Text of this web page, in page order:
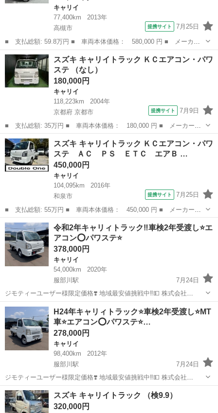
キャリイ
77,400km
2013年
高槻市
提携サイト 7月25日
■ 支払総額: 59.8万円 ■ 車両本体価格： 580,000 円 ■ メーカー
名： スズキ ■ 車種名： キャリイトラック ■ グレード名： Ｋ
Ｃエアコン・パワステ 全塗装グレー スチールホイール塗装 マッ
ドタイヤ シ...
大阪 高槻市 キャリイ
スズキ キャリイトラック ＫＣエアコン・パワ
ステ （なし）
180,000円
キャリイ
118,223km
2004年
京都府 京都市
提携サイト 7月9日
■ 支払総額: 35万円 ■ 車両本体価格： 180,000 円 ■ メーカー
名： スズキ ■ 車種名： キャリイトラック ■ グレード名： Ｋ
Ｃエアコン・パワステ ■ 排気量： 660cc ■ ドア枚数： 2D ■ ミ
ッ...
京都 京都市 キャリイ
スズキ キャリイトラック ＫＣエアコン・パワ
ステ ＡＣ ＰＳ ＥＴＣ エアＢ …
450,000円
キャリイ
104,095km
2016年
和泉市
提携サイト 7月25日
■ 支払総額: 55万円 ■ 車両本体価格： 450,000 円 ■ メーカー
名： スズキ ■ 車種名： キャリイトラック ■ グレード名： Ｋ
Ｃエアコン・パワステ ＡＣ ＰＳ ＥＴＣ エアＢ ■ 排気量：
660cc ■...
大阪 和泉市 キャリイ
令和2年キャリィトラック‼️車検2年受渡し⭐️エ
アコン⭕️パワステ⭐️
378,000円
キャリイ
54,000km
2020年
服部川駅
7月24日
ジモティーユーザー様限定価格❣️ 地域最安値挑戦中‼️💵 株式会社
Y'sGARAGE 弊社は ・格闘技RIZIN ・ノッコン寺田チャンネル ・サッ
カーシントトロイデン の公式スポンサーです(*'▽'*) 令和2年 キャ...
大阪 八尾市 服部川駅 キャリイ ミッション
H24年キャリィトラック⭐️車検2年受渡し⭐️MT
車⭐️エアコン⭕️パワステ⭐…
278,000円
キャリイ
98,400km
2012年
服部川駅
7月24日
ジモティーユーザー様限定価格❣️ 地域最安値挑戦中‼️💵 株式会社
Y'sGARAGE 弊社は ・格闘技RIZIN ・ノッコン寺田チャンネル ・サッ
カーシントトロイデン の公式スポンサーです(*'▽'*) H24年キャリ...
大阪 八尾市 服部川駅 キャリイ MT車
スズキ キャリイトラック （検9.9）
320,000円